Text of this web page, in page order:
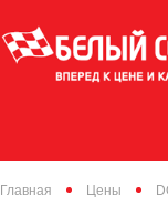
Главная Цены